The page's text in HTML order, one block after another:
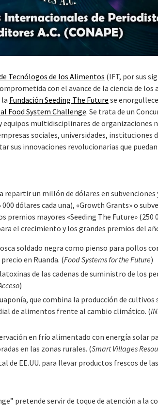
Tecnólogos de los Alimentos (IFT, por sus
con el avance de la ciencia de los
Fundación Seeding The Future se
Food System Challenge. Se trata de un
equipos multidisciplinares de organizaciones
sociales, universidades, instituciones
sus innovaciones revolucionarias que
repartir un millón de dólares en subvenciones
dólares cada una), «Growth Grants» o
premios mayores «Seeding The Future» (250
el crecimiento y los grandes premios del
soldado negra como pienso para pollos
en Ruanda. (Food Systems for the Future)
de las cadenas de suministro de los
)
que combina la producción de
de alimentos frente al cambio climático. (
en frío alimentado con energía solar
en las zonas rurales. (Smart Villages
de EE.UU. para llevar productos frescos de
pretende servir de toque de atención a la